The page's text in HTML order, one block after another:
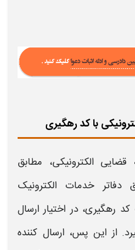
با کد رهگیری
قضایی الکترونیکی، مطابق
خدمات الکترونیک
کد رهگیری، در اختیار ارسال
از این پس، ارسال کننده